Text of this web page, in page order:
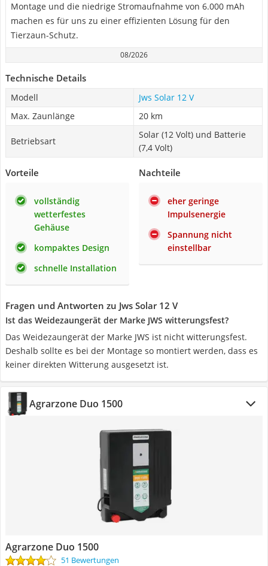
Montage und die niedrige Stromaufnahme von 6.000 mAh
machen es für uns zu einer effizienten Lösung für den
Tierzaun-Schutz.
08/2026
Technische Details
Modell
Jws Solar 12 V
Max. Zaunlänge
20 km
Betriebsart
Solar (12 Volt) und Batterie
(7,4 Volt)
Vorteile
vollständig
wetterfestes
Gehäuse
kompaktes Design
schnelle Installation
Nachteile
eher geringe
Impulsenergie
Spannung nicht
einstellbar
Fragen und Antworten zu Jws Solar 12 V
Ist das Weidezaungerät der Marke JWS witterungsfest?
Das Weidezaungerät der Marke JWS ist nicht witterungsfest.
Deshalb sollte es bei der Montage so montiert werden, dass es
keiner direkten Witterung ausgesetzt ist.
Agrarzone Duo 1500
Agrarzone Duo 1500
51 Bewertungen